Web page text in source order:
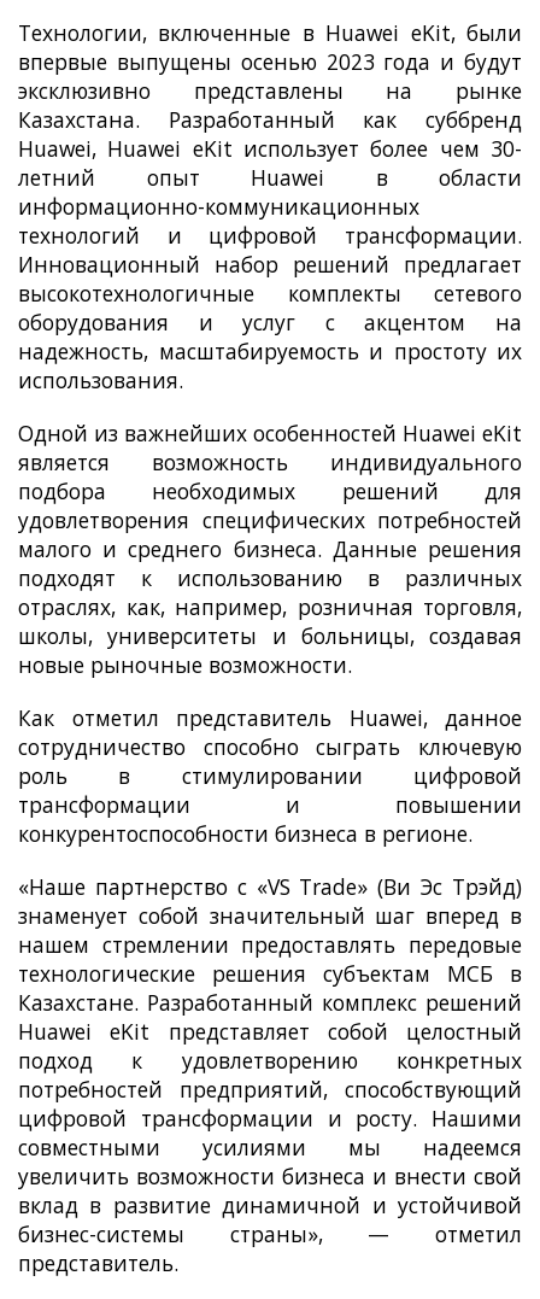
Технологии, включенные в Huawei eKit, были
впервые выпущены осенью 2023 года и будут
эксклюзивно представлены на рынке
Казахстана. Разработанный как суббренд
Huawei, Huawei eKit использует более чем 30-
летний опыт Huawei в области
информационно-коммуникационных
технологий и цифровой трансформации.
Инновационный набор решений предлагает
высокотехнологичные комплекты сетевого
оборудования и услуг с акцентом на
надежность, масштабируемость и простоту их
использования.
Одной из важнейших особенностей Huawei eKit
является возможность индивидуального
подбора необходимых решений для
удовлетворения специфических потребностей
малого и среднего бизнеса. Данные решения
подходят к использованию в различных
отраслях, как, например, розничная торговля,
школы, университеты и больницы, создавая
новые рыночные возможности.
Как отметил представитель Huawei, данное
сотрудничество способно сыграть ключевую
роль в стимулировании цифровой
трансформации и повышении
конкурентоспособности бизнеса в регионе.
«Наше партнерство с «VS Trade» (Ви Эс Трэйд)
знаменует собой значительный шаг вперед в
нашем стремлении предоставлять передовые
технологические решения субъектам МСБ в
Казахстане. Разработанный комплекс решений
Huawei eKit представляет собой целостный
подход к удовлетворению конкретных
потребностей предприятий, способствующий
цифровой трансформации и росту. Нашими
совместными усилиями мы надеемся
увеличить возможности бизнеса и внести свой
вклад в развитие динамичной и устойчивой
бизнес-системы страны», — отметил
представитель.